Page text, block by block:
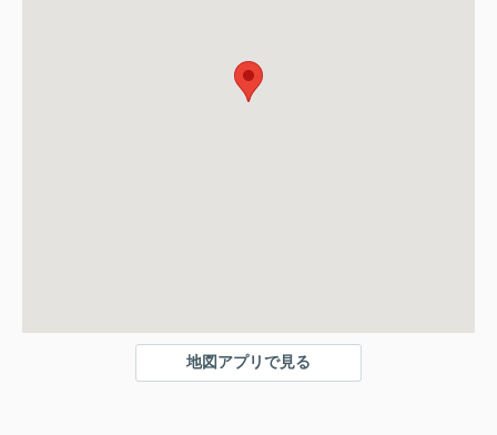
地図アプリで見る